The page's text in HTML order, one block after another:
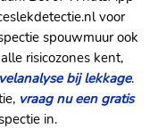
voor
spouwmuur ook
risicozones kent,
bij lekkage.​
vraag nu een gratis
in.​